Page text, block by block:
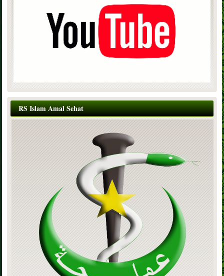
RS Islam Amal Sehat